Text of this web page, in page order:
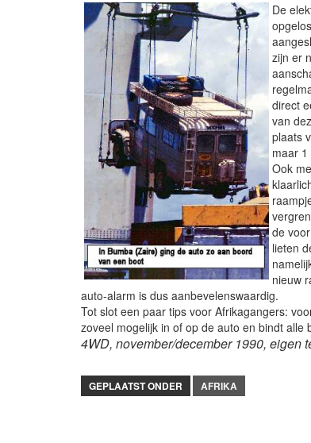
De
zijn er
direct
van
plaats
maar 1
Ook
de
lieten
nieuw
auto-alarm is dus aanbevelenswaardig.
Tot slot een paar tips voor Afrikagangers:
zoveel mogelijk in of op de auto en bindt
4WD, november/december 1990, eigen
GEPLAATST ONDER AFRIKA